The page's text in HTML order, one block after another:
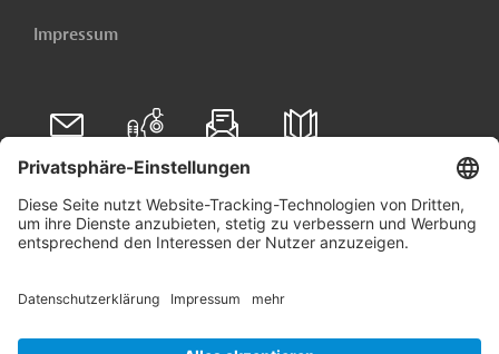
Impressum
Folgen Sie uns auf
Linkedin